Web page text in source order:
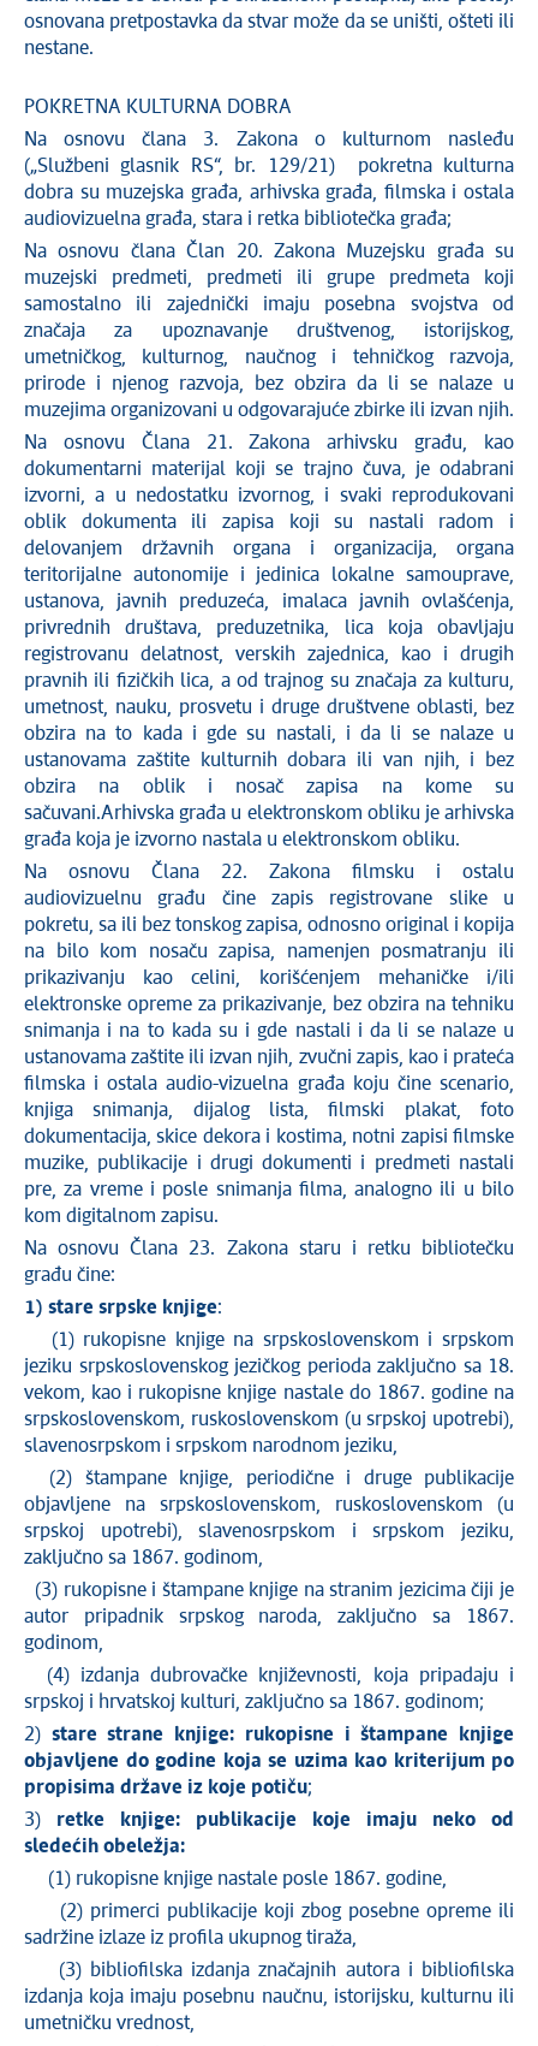
osnovana pretpostavka da stvar može da se uništi, ošteti ili
nestane.
POKRETNA KULTURNA DOBRA
Na osnovu člana 3. Zakona o kulturnom nasleđu
(„Službeni glasnik RS“, br. 129/21) pokretna kulturna
dobra su muzejska građa, arhivska građa, filmska i ostala
audiovizuelna građa, stara i retka bibliotečka građa;
Na osnovu člana Član 20. Zakona Muzejsku građa su
muzejski predmeti, predmeti ili grupe predmeta koji
samostalno ili zajednički imaju posebna svojstva od
značaja za upoznavanje društvenog, istorijskog,
umetničkog, kulturnog, naučnog i tehničkog razvoja,
prirode i njenog razvoja, bez obzira da li se nalaze u
muzejima organizovani u odgovarajuće zbirke ili izvan njih.
Na osnovu Člana 21. Zakona arhivsku građu, kao
dokumentarni materijal koji se trajno čuva, je odabrani
izvorni, a u nedostatku izvornog, i svaki reprodukovani
oblik dokumenta ili zapisa koji su nastali radom i
delovanjem državnih organa i organizacija, organa
teritorijalne autonomije i jedinica lokalne samouprave,
ustanova, javnih preduzeća, imalaca javnih ovlašćenja,
privrednih društava, preduzetnika, lica koja obavljaju
registrovanu delatnost, verskih zajednica, kao i drugih
pravnih ili fizičkih lica, a od trajnog su značaja za kulturu,
umetnost, nauku, prosvetu i druge društvene oblasti, bez
obzira na to kada i gde su nastali, i da li se nalaze u
ustanovama zaštite kulturnih dobara ili van njih, i bez
obzira na oblik i nosač zapisa na kome su
sačuvani.Arhivska građa u elektronskom obliku je arhivska
građa koja je izvorno nastala u elektronskom obliku.
Na osnovu Člana 22. Zakona filmsku i ostalu
audiovizuelnu građu čine zapis registrovane slike u
pokretu, sa ili bez tonskog zapisa, odnosno original i kopija
na bilo kom nosaču zapisa, namenjen posmatranju ili
prikazivanju kao celini, korišćenjem mehaničke i/ili
elektronske opreme za prikazivanje, bez obzira na tehniku
snimanja i na to kada su i gde nastali i da li se nalaze u
ustanovama zaštite ili izvan njih, zvučni zapis, kao i prateća
filmska i ostala audio-vizuelna građa koju čine scenario,
knjiga snimanja, dijalog lista, filmski plakat, foto
dokumentacija, skice dekora i kostima, notni zapisi filmske
muzike, publikacije i drugi dokumenti i predmeti nastali
pre, za vreme i posle snimanja filma, analogno ili u bilo
kom digitalnom zapisu.
Na osnovu Člana 23. Zakona staru i retku bibliotečku
građu čine:
1) stare srpske knjige:
(1) rukopisne knjige na srpskoslovenskom i srpskom
jeziku srpskoslovenskog jezičkog perioda zaključno sa 18.
vekom, kao i rukopisne knjige nastale do 1867. godine na
srpskoslovenskom, ruskoslovenskom (u srpskoj upotrebi),
slavenosrpskom i srpskom narodnom jeziku,
(2) štampane knjige, periodične i druge publikacije
objavljene na srpskoslovenskom, ruskoslovenskom (u
srpskoj upotrebi), slavenosrpskom i srpskom jeziku,
zaključno sa 1867. godinom,
(3) rukopisne i štampane knjige na stranim jezicima čiji je
autor pripadnik srpskog naroda, zaključno sa 1867.
godinom,
(4) izdanja dubrovačke književnosti, koja pripadaju i
srpskoj i hrvatskoj kulturi, zaključno sa 1867. godinom;
2) stare strane knjige: rukopisne i štampane knjige
objavljene do godine koja se uzima kao kriterijum po
propisima države iz koje potiču;
3) retke knjige: publikacije koje imaju neko od
sledećih obeležja:
(1) rukopisne knjige nastale posle 1867. godine,
(2) primerci publikacije koji zbog posebne opreme ili
sadržine izlaze iz profila ukupnog tiraža,
(3) bibliofilska izdanja značajnih autora i bibliofilska
izdanja koja imaju posebnu naučnu, istorijsku, kulturnu ili
umetničku vrednost,